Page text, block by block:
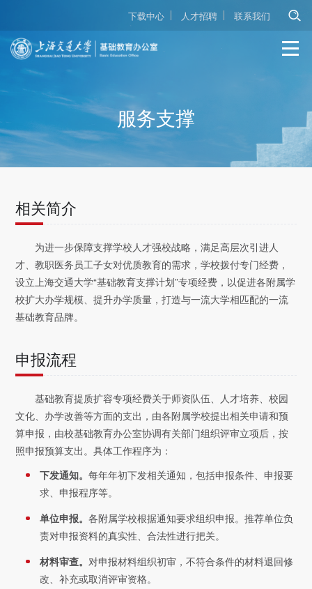
下载中心 人才招聘 联系我们
服务支撑
相关简介
为进一步保障支撑学校人才强校战略，满足高层次引进人
才、教职医务员工子女对优质教育的需求，学校拨付专门经费，
设立上海交通大学“基础教育支撑计划”专项经费，以促进各附属学
校扩大办学规模、提升办学质量，打造与一流大学相匹配的一流
基础教育品牌。
申报流程
基础教育提质扩容专项经费关于师资队伍、人才培养、校园
文化、办学改善等方面的支出，由各附属学校提出相关申请和预
算申报，由校基础教育办公室协调有关部门组织评审立项后，按
照申报预算支出。具体工作程序为：
下发通知。每年年初下发相关通知，包括申报条件、申报要
求、申报程序等。
单位申报。各附属学校根据通知要求组织申报。推荐单位负
责对申报资料的真实性、合法性进行把关。
材料审查。对申报材料组织初审，不符合条件的材料退回修
改、补充或取消评审资格。